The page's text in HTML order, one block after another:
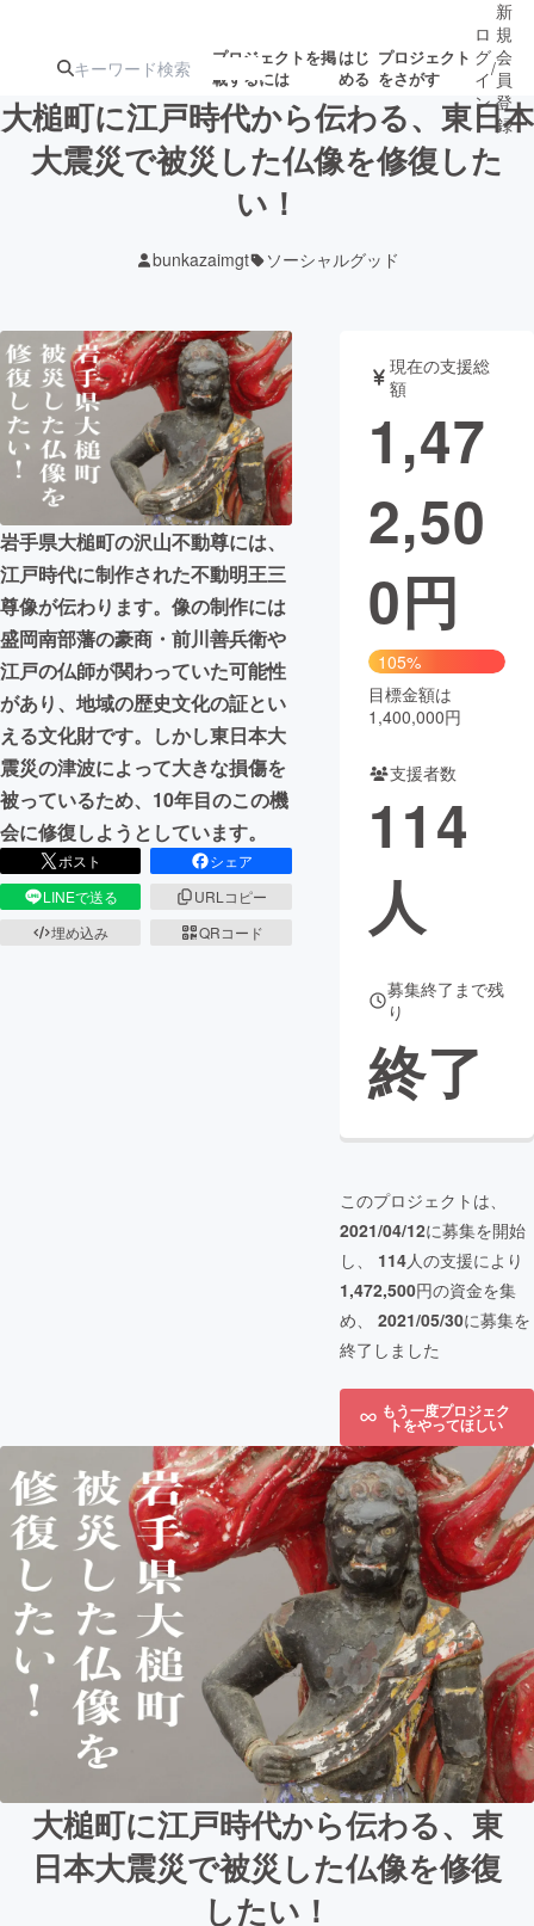
プロジェクトを掲
載するには
はじ
める
プロジェクト
をさがす
注目の新着プロ
テクノロジー・ガジェット
映像・映画 書籍・雑誌
ビジネス・起業 チャレンジ
まちづくり・地域活性化
CAMPFIRE for Social Good
CAMPFIRE Creation
CAMPFIREふるさと納税
コミュニティ
ロ
グ
イ
ン
/
新
規
会
員
登
録
大槌町に江戸時代から伝わる、東日本
大震災で被災した仏像を修復した
い！
bunkazaimgt ソーシャルグッド
岩手県大槌町の沢山不動尊には、
江戸時代に制作された不動明王三
尊像が伝わります。像の制作には
盛岡南部藩の豪商・前川善兵衛や
江戸の仏師が関わっていた可能性
があり、地域の歴史文化の証とい
える文化財です。しかし東日本大
震災の津波によって大きな損傷を
被っているため、10年目のこの機
会に修復しようとしています。
ポスト
シェア
LINEで送る
URLコピー
埋め込み
QRコード
現在の支援総
額
1,47
2,50
0円
105%
目標金額は
1,400,000円
支援者数
114
人
募集終了まで残
り
終了
このプロジェクトは、
2021/04/12に募集を開始
し、 114人の支援により
1,472,500円の資金を集
め、 2021/05/30に募集を
終了しました
もう一度プロジェク
トをやってほしい
大槌町に江戸時代から伝わる、東
日本大震災で被災した仏像を修復
したい！